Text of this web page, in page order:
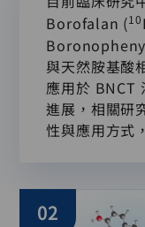
Borofalan (10
與天然胺基酸
應用於 BNCT
進展，相關研
性與應用方式
02